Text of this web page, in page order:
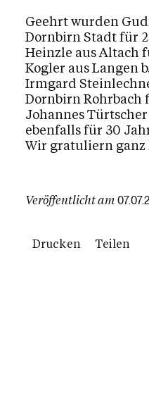
Geehrt wurden
Dornbirn Stadt für
Heinzle aus Altach
Kogler aus Langen
Irmgard
Dornbirn Rohrbach
Johannes
ebenfalls für 30
Wir gratuliern ganz
Veröffentlicht am
Drucken Teilen